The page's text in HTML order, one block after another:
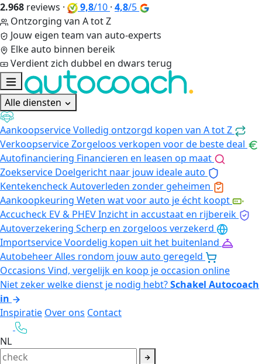
2.968 reviews · 9,8/10 · 4,8/5
Ontzorging van A tot Z
Jouw eigen team van auto-experts
Elke auto binnen bereik
Verdient zich dubbel en dwars terug
Alle diensten
AankoopserviceVolledig ontzorgd kopen van A tot Z
VerkoopserviceZorgeloos verkopen voor de beste deal
Autofinanciering Financieren en leasen op maat
Zoekservice Doelgericht naar jouw ideale auto
KentekencheckAutoverleden zonder geheimen
Aankoopkeuring Weten wat voor auto je écht koopt
Accucheck EV & PHEVInzicht in accustaat en rijbereik
Autoverzekering Scherp en zorgeloos verzekerd
ImportserviceVoordelig kopen uit het buitenland
AutobeheerAlles rondom jouw auto geregeld
Occasions Vind, vergelijk en koop je occasion online
Niet zeker welke dienst je nodig hebt?Schakel Autocoach
in
Inspiratie Over ons Contact
NL